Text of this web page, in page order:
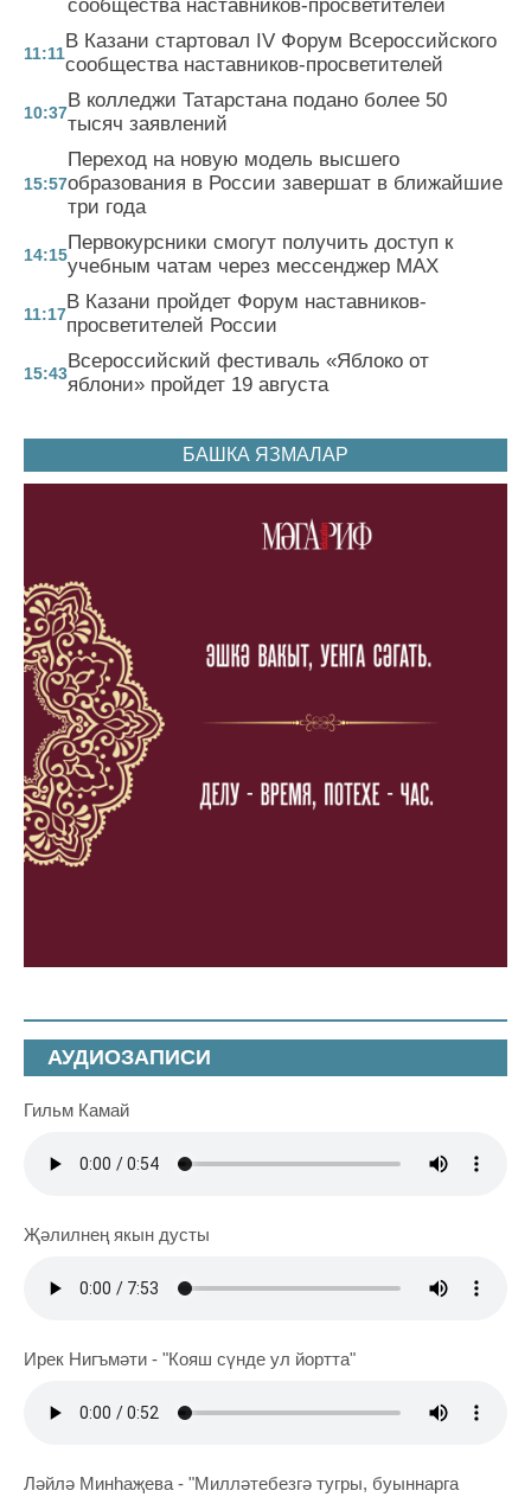
сообщества наставников-просветителей
11:11
В Казани стартовал IV Форум Всероссийского
сообщества наставников-просветителей
10:37
В колледжи Татарстана подано более 50
тысяч заявлений
15:57
Переход на новую модель высшего
образования в России завершат в ближайшие
три года
14:15
Первокурсники смогут получить доступ к
учебным чатам через мессенджер MAX
11:17
В Казани пройдет Форум наставников-
просветителей России
15:43
Всероссийский фестиваль «Яблоко от
яблони» пройдет 19 августа
БАШКА ЯЗМАЛАР
АУДИОЗАПИСИ
Гильм Камай
Җәлилнең якын дусты
Ирек Нигъмәти - "Кояш сүнде ул йортта"
Ләйлә Минһаҗева - "Милләтебезгә тугры, буыннарга